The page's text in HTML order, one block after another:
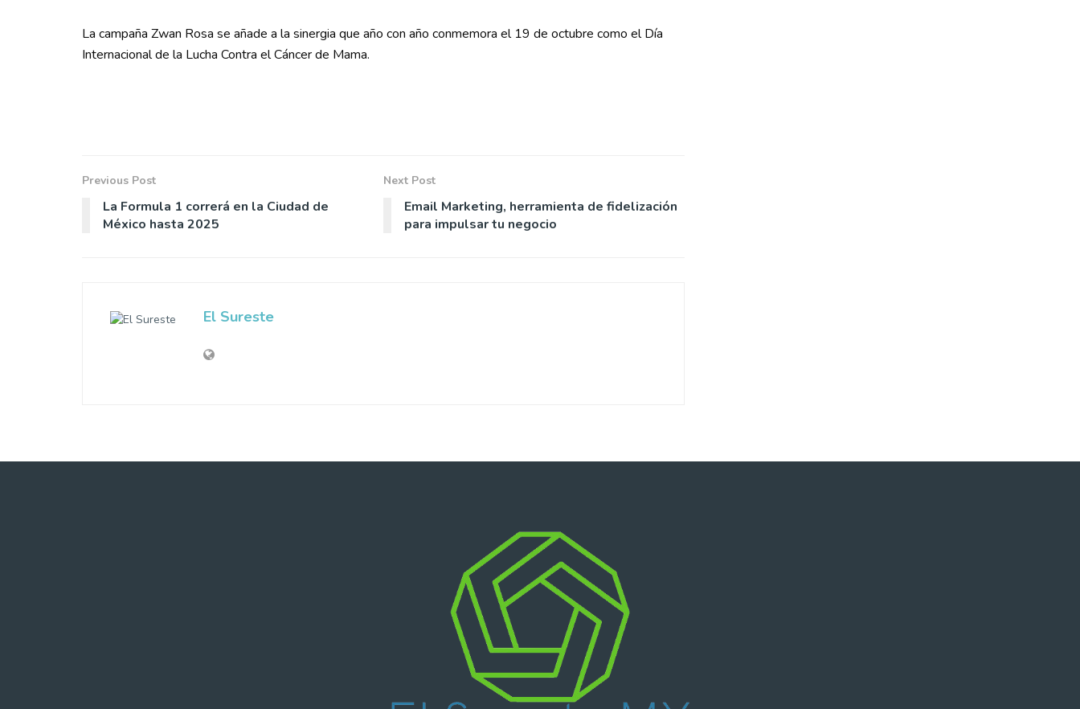
La campaña Zwan Rosa se añade a la sinergia que año con año conmemora el 19 de octubre como el Día
Internacional de la Lucha Contra el Cáncer de Mama.
Previous Post
La Formula 1 correrá en la Ciudad de
México hasta 2025
Next Post
Email Marketing, herramienta de fidelización
para impulsar tu negocio
El Sureste